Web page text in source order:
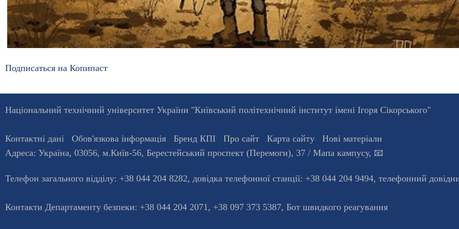
Подписаться на Копипаст
Національний технічний університет України "Київський політехнічний інститут імені Ігоря Сікорського"
Контактні дані Обов'язкова інформація Бренд КПІ Про сайт Карта сайту
Нові матеріали
Адреса: Україна, 03056, м.Київ-56, Берестейський проспект (Перемоги), 37 / Мапа кампусу, 📧
Телефон загального відділу: +38 044 204 8282, довiдка телефонної станцiї: +38 044 204 9494, телефонний
Контакти Департаменту безпеки: +38 044 204 2071, +38 097 373 5387, Бот швидкого реагування